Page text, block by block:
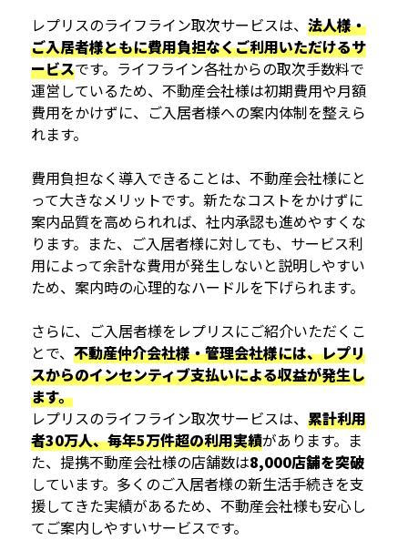
レプリスのライフライン取次サービスは、 法人様・
ご入居者様ともに費用負担なくご利用いただけるサ
ービスです。ライフライン各社からの取次手数料で
運営しているため、不動産会社様は初期費用や月額
費用をかけずに、ご入居者様への案内体制を整えら
れます。
費用負担なく導入できることは、不動産会社様にと
って大きなメリットです。新たなコストをかけずに
案内品質を高められれば、社内承認も進めやすくな
ります。また、ご入居者様に対しても、サービス利
用によって余計な費用が発生しないと説明しやすい
ため、案内時の心理的なハードルを下げられます。
さらに、ご入居者様をレプリスにご紹介いただくこ
とで、 不動産仲介会社様・管理会社様には、レプリ
スからのインセンティブ支払いによる収益が発生し
ます。
レプリスのライフライン取次サービスは、 累計利用
者30万人、毎年5万件超の利用実績があります。ま
た、提携不動産会社様の店舗数は8,000店舗を突破
しています。多くのご入居者様の新生活手続きを支
援してきた実績があるため、不動産会社様も安心し
てご案内しやすいサービスです。